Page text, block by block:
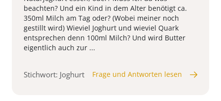
beachten? Und ein Kind in dem Alter benötigt ca.
350ml Milch am Tag oder? (Wobei meiner noch
gestillt wird) Wieviel Joghurt und wieviel Quark
entsprechen denn 100ml Milch? Und wird Butter
eigentlich auch zur ...
Stichwort: Joghurt Frage und Antworten lesen